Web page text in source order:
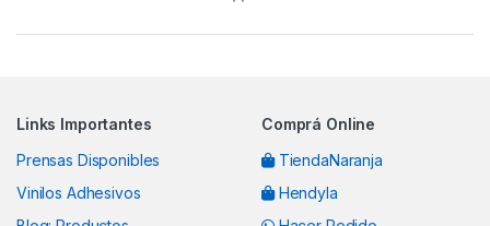
Links Importantes
Prensas Disponibles
Vinilos Adhesivos
Comprá Online
TiendaNaranja
Hendyla